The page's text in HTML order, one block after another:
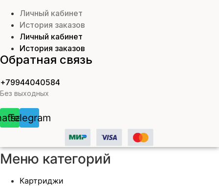
Личный кабинет
История заказов
Личный кабинет
История заказов
Обратная связь
+79944040584
Без выходных
Telegram
Меню категорий
Картриджи